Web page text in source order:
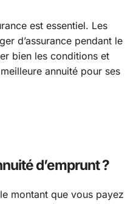
est essentiel. Les
d’assurance pendant le
bien les conditions et
annuité pour ses
d’emprunt ?
montant que vous payez